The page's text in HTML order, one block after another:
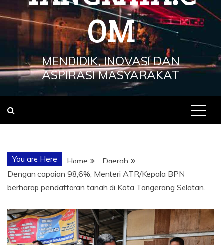
OM
MENDIDIK, INOVASI DAN
ASPIRASI MASYARAKAT
You are Here Home
Daerah
Dengan capaian 98,6%, Menteri ATR/Kepala BPN
berharap pendaftaran tanah di Kota Tangerang Selatan.